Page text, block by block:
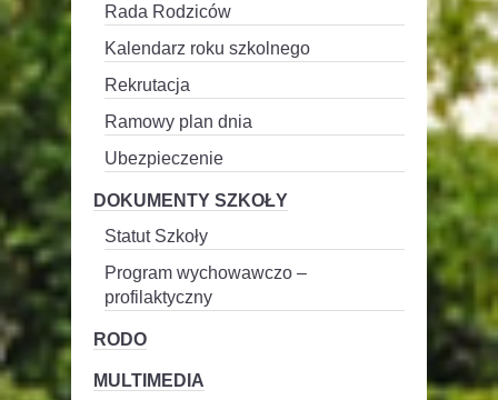
Rada Rodziców
Kalendarz roku szkolnego
Rekrutacja
Ramowy plan dnia
Ubezpieczenie
DOKUMENTY SZKOŁY
Statut Szkoły
Program wychowawczo –
profilaktyczny
RODO
MULTIMEDIA